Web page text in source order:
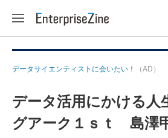
データサイエンティストに会いたい！ （AD）
データ活用にかける
グアーク１ｓｔ 島澤